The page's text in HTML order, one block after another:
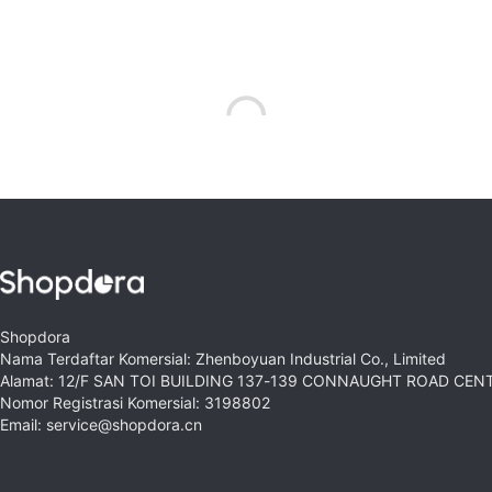
Shopdora
Nama Terdaftar Komersial: Zhenboyuan Industrial Co., Limited
Alamat: 12/F SAN TOI BUILDING 137-139 CONNAUGHT ROAD
Nomor Registrasi Komersial: 3198802
Email: service@shopdora.cn